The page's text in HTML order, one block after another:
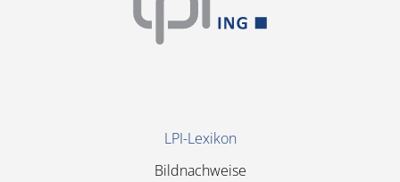
Navigation
überspringen
LPI-Lexikon
Bildnachweise